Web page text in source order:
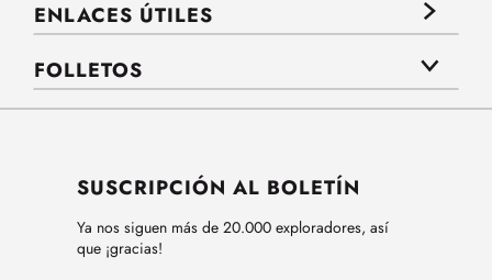
ENLACES ÚTILES
FOLLETOS
SUSCRIPCIÓN AL BOLETÍN
Ya nos siguen más de 20.000 exploradores, así
que ¡gracias!